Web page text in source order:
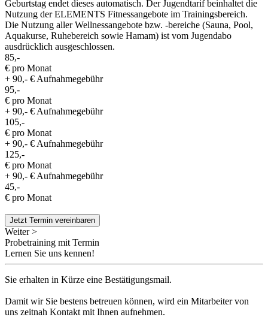
Geburtstag endet dieses automatisch. Der Jugendtarif beinhaltet die
Nutzung der ELEMENTS Fitnessangebote im Trainingsbereich.
Die Nutzung aller Wellnessangebote bzw. -bereiche (Sauna, Pool,
Aquakurse, Ruhebereich sowie Hamam) ist vom Jugendabo
ausdrücklich ausgeschlossen.
85,-
€ pro Monat
+ 90,- € Aufnahmegebühr
95,-
€ pro Monat
+ 90,- € Aufnahmegebühr
105,-
€ pro Monat
+ 90,- € Aufnahmegebühr
125,-
€ pro Monat
+ 90,- € Aufnahmegebühr
45,-
€ pro Monat
Jetzt Termin vereinbaren
Weiter >
Probetraining mit Termin
Lernen Sie uns kennen!
Sie erhalten in Kürze eine Bestätigungsmail.
Damit wir Sie bestens betreuen können, wird ein Mitarbeiter von
uns zeitnah Kontakt mit Ihnen aufnehmen.